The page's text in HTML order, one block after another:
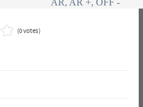
AR, AR +, OFF -
(0 votes)